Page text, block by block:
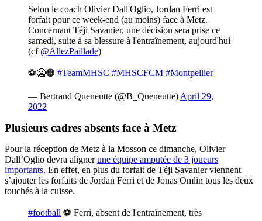
Selon le coach Olivier Dall'Oglio, Jordan Ferri est
forfait pour ce week-end (au moins) face à Metz.
Concernant Téji Savanier, une décision sera prise ce
samedi, suite à sa blessure à l'entraînement, aujourd'hui
(cf @AllezPaillade)
⚽️🥶🟠 #TeamMHSC #MHSCFCM #Montpellier
— Bertrand Queneutte (@B_Queneutte)April 29,
2022
Plusieurs cadres absents face à Metz
Pour la réception de Metz à la Mosson ce dimanche, Olivier
Dall’Oglio devra alignerune équipe amputée de 3 joueurs
importants. En effet, en plus du forfait de Téji Savanier viennent
s’ajouter les forfaits de Jordan Ferri et de Jonas Omlin tous les deux
touchés à la cuisse.
#football ⚽ Ferri, absent de l'entraînement, très